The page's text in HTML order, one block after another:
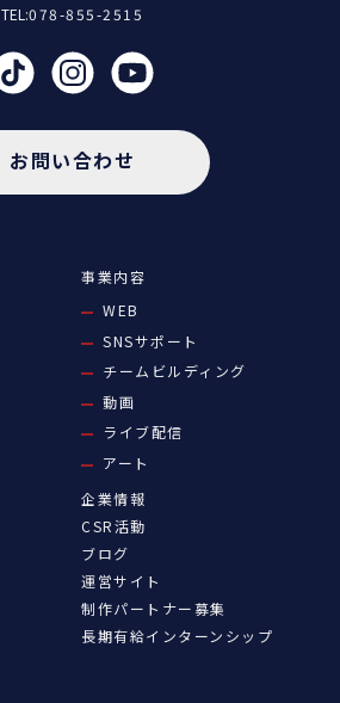
TEL:078-855-2515
お問い合わせ
事業内容
WEB
SNSサポート
チームビルディング
動画
ライブ配信
アート
企業情報
CSR活動
ブログ
運営サイト
制作パートナー募集
長期有給インターンシップ